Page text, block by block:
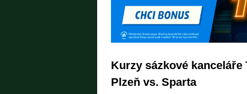
Kurzy sázkové
Plzeň vs. Sparta